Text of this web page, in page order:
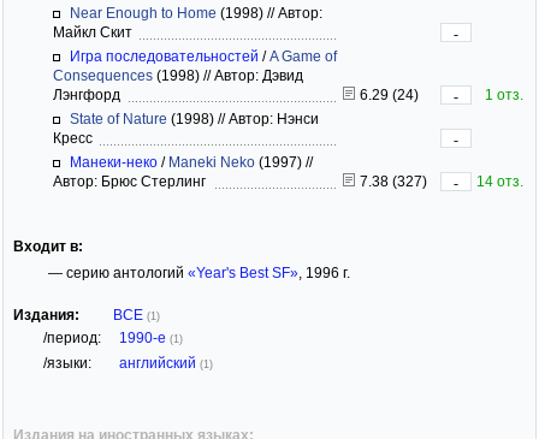
Near Enough to Home (1998) //Автор:
Майкл Скит
-
Игра последовательностей /A Game of
Consequences (1998) //Автор: Дэвид
Лэнгфорд
6.29 (24) -
1 отз.
State of Nature (1998) //Автор: Нэнси
Кресс
-
Манеки-неко / Maneki Neko (1997) //
Автор: Брюс Стерлинг
7.38 (327) - 14 отз.
Входит в:
— серию антологий «Year's Best SF», 1996 г.
Издания: ВСЕ (1)
/период: 1990-е (1)
/языки: английский (1)
Издания на иностранных языках: